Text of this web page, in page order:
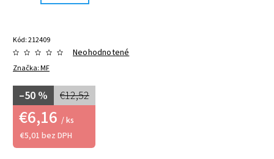
Kód:212409
Značka:MF
Neohodnotené
€12,52
–50 %
€6,16 / ks
€5,01 bez DPH